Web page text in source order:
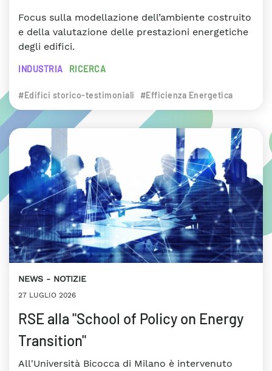
Focus sulla modellazione dell’ambiente costruito
e della valutazione delle prestazioni energetiche
degli edifici.
INDUSTRIA RICERCA
#Edifici storico-testimoniali #Efficienza Energetica
NEWS NOTIZIE
27 LUGLIO 2026
RSE alla "School of Policy on Energy
Transition"
All'Università Bicocca di Milano è intervenuto